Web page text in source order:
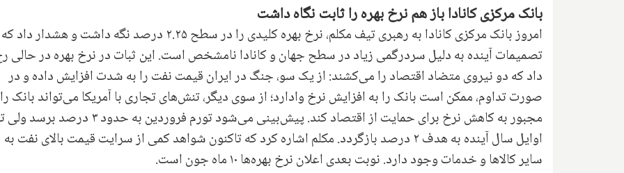
بانک مرکزی کانادا باز هم نرخ بهره را ثابت نگاه داشت
امروز بانک مرکزی کانادا به رهبری تیف مکلم، نرخ بهره کلیدی را در سطح ۲.۲۵ درصد نگه داشت و هشدار داد که
تصمیمات آینده به دلیل سردرگمی زیاد در سطح جهان و کانادا نامشخص است. این ثبات در نرخ بهره در حالی
داد که دو نیروی متضاد اقتصاد را می‌کشند: از یک سو، جنگ در ایران قیمت نفت را به شدت افزایش داده و در
صورت تداوم، ممکن است بانک را به افزایش نرخ وادارد؛ از سوی دیگر، تنش‌های تجاری با آمریکا می‌تواند بانک را
مجبور به کاهش نرخ برای حمایت از اقتصاد کند. پیش‌بینی می‌شود تورم فروردین به حدود ۳ درصد
اوایل سال آینده به هدف ۲ درصد بازگردد. مکلم اشاره کرد که تاکنون شواهد کمی از سرایت قیمت بالای نفت به
سایر کالاها و خدمات وجود دارد. نوبت بعدی اعلان نرخ بهره‌ها ۱۰ ماه جون است.